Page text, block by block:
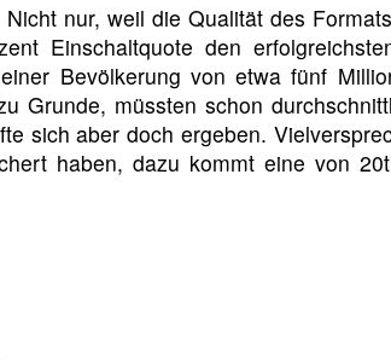
nur, weil die Qualität des
Einschaltquote den
Bevölkerung von etwa fünf
Grunde, müssten schon
sich aber doch ergeben.
haben, dazu kommt eine von